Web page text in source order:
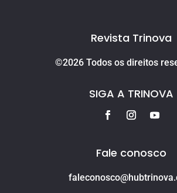
Revista Trinova
©2026 Todos os direitos
SIGA A TRINOVA
Fale conosco